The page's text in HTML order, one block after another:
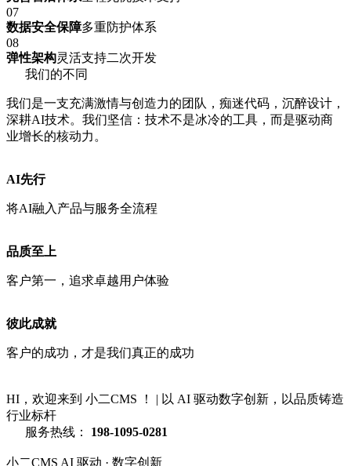
07
数据安全保障多重防护体系
08
弹性架构灵活支持二次开发
我们的不同
我们是一支充满激情与创造力的团队，痴迷代码，沉醉设计，
深耕AI技术。我们坚信：技术不是冰冷的工具，而是驱动商
业增长的核动力。
AI先行
将AI融入产品与服务全流程
品质至上
客户第一，追求卓越用户体验
彼此成就
客户的成功，才是我们真正的成功
HI，欢迎来到 小二CMS ！ | 以 AI 驱动数字创新，以品质铸造
行业标杆
服务热线：
198-1095-0281
小二CMS AI 驱动 · 数字创新